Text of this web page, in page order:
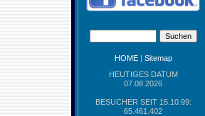
HOME| Sitemap
HEUTIGES DATUM
07.08.2026
BESUCHER SEIT 15.10.99:
65.461.402